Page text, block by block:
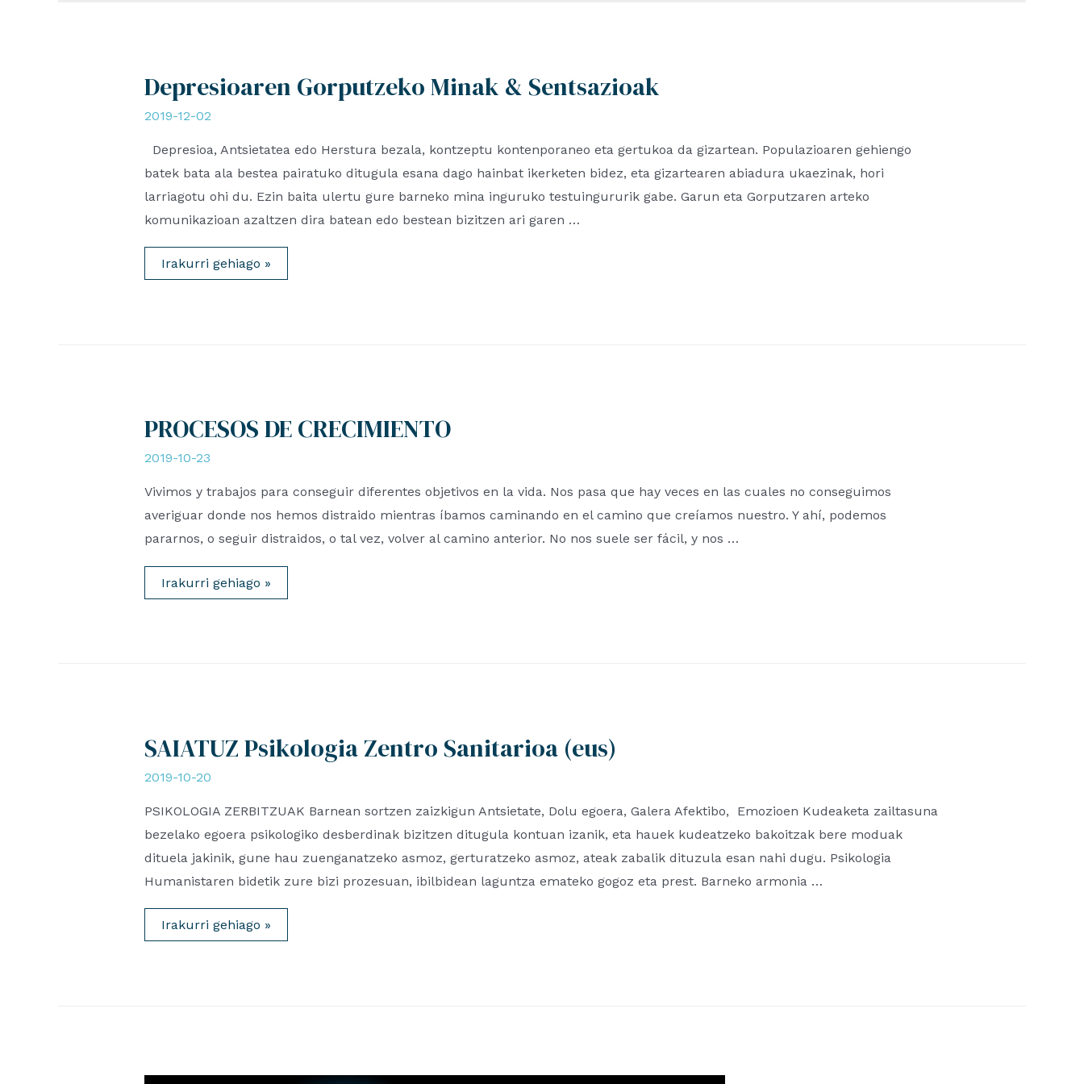
Depresioaren Gorputzeko Minak & Sentsazioak
2019-12-02
Depresioa, Antsietatea edo Herstura bezala, kontzeptu kontenporaneo eta gertukoa da gizartean. Populazioaren gehiengo
batek bata ala bestea pairatuko ditugula esana dago hainbat ikerketen bidez, eta gizartearen abiadura ukaezinak, hori
larriagotu ohi du. Ezin baita ulertu gure barneko mina inguruko testuingururik gabe. Garun eta Gorputzaren arteko
komunikazioan azaltzen dira batean edo bestean bizitzen ari garen …
Depresioaren
Gorputzeko
Minak
Irakurri gehiago »
PROCESOS DE CRECIMIENTO
2019-10-23
Vivimos y trabajos para conseguir diferentes objetivos en la vida. Nos pasa que hay veces en las cuales no conseguimos
averiguar donde nos hemos distraido mientras íbamos caminando en el camino que creíamos nuestro. Y ahí, podemos
pararnos, o seguir distraidos, o tal vez, volver al camino anterior. No nos suele ser fácil, y nos …
PROCESOS
DE
CRECIMIENTO
Irakurri gehiago »
SAIATUZ Psikologia Zentro Sanitarioa (eus)
2019-10-20
PSIKOLOGIA ZERBITZUAK Barnean sortzen zaizkigun Antsietate, Dolu egoera, Galera Afektibo, Emozioen Kudeaketa zailtasuna
bezelako egoera psikologiko desberdinak bizitzen ditugula kontuan izanik, eta hauek kudeatzeko bakoitzak bere moduak
dituela jakinik, gune hau zuenganatzeko asmoz, gerturatzeko asmoz, ateak zabalik dituzula esan nahi dugu. Psikologia
Humanistaren bidetik zure bizi prozesuan, ibilbidean laguntza emateko gogoz eta prest. Barneko armonia …
SAIATUZ
Psikologia
Zentro
Irakurri gehiago »